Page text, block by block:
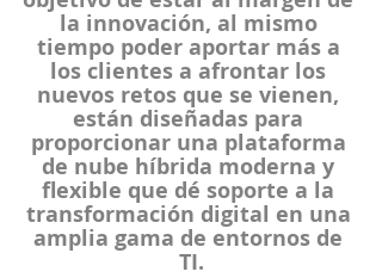
la innovación, al mismo
tiempo poder aportar más a
los clientes a afrontar los
nuevos retos que se vienen,
están diseñadas para
proporcionar una plataforma
de nube híbrida moderna y
flexible que dé soporte a la
transformación digital en una
amplia gama de entornos de
TI.